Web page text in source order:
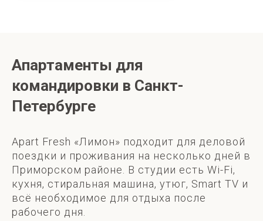
Апартаменты для
командировки в Санкт-
Петербурге
Apart Fresh «Лимон» подходит для деловой
поездки и проживания на несколько дней в
Приморском районе. В студии есть Wi-Fi,
кухня, стиральная машина, утюг, Smart TV и
всё необходимое для отдыха после
рабочего дня.